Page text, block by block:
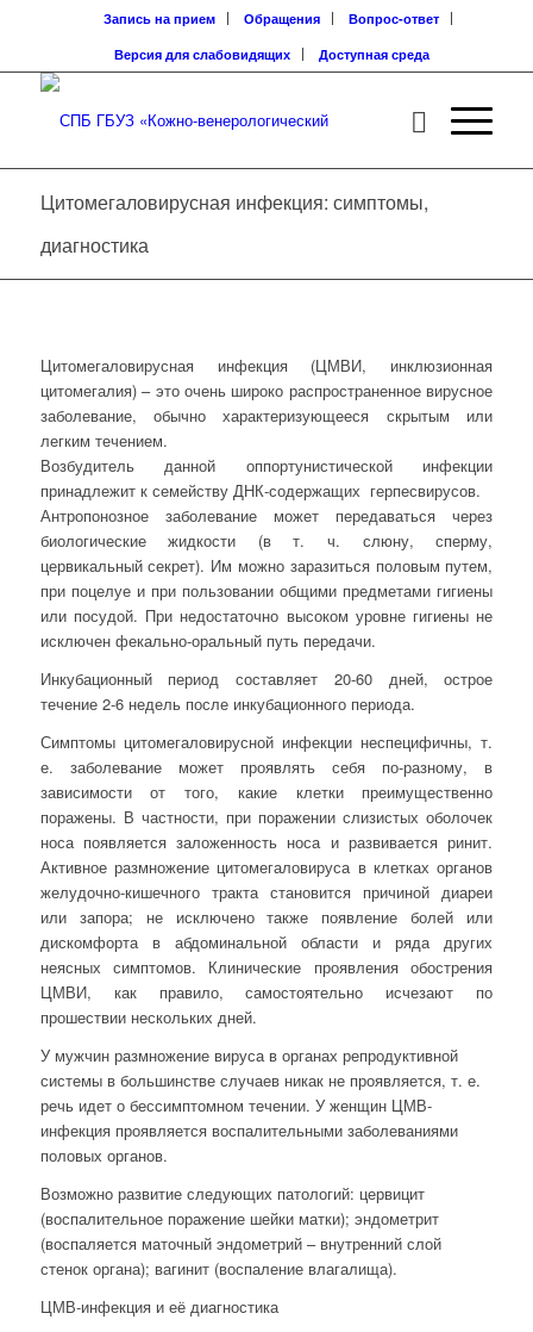
Запись на прием Обращения
Вопрос-ответ
Версия для слабовидящих
Доступная среда
Цитомегаловирусная инфекция: симптомы,
диагностика
Цитомегаловирусная инфекция (ЦМВИ, инклюзионная
цитомегалия) – это очень широко распространенное вирусное
заболевание, обычно характеризующееся скрытым или
легким течением.
Возбудитель данной оппортунистической инфекции
принадлежит к семейству ДНК-содержащих герпесвирусов.
Антропонозное заболевание может передаваться через
биологические жидкости (в т. ч. слюну, сперму,
цервикальный секрет). Им можно заразиться половым путем,
при поцелуе и при пользовании общими предметами гигиены
или посудой. При недостаточно высоком уровне гигиены не
исключен фекально-оральный путь передачи.
Инкубационный период составляет 20-60 дней, острое
течение 2-6 недель после инкубационного периода.
Симптомы цитомегаловирусной инфекции неспецифичны, т.
е. заболевание может проявлять себя по-разному, в
зависимости от того, какие клетки преимущественно
поражены. В частности, при поражении слизистых оболочек
носа появляется заложенность носа и развивается ринит.
Активное размножение цитомегаловируса в клетках органов
желудочно-кишечного тракта становится причиной диареи
или запора; не исключено также появление болей или
дискомфорта в абдоминальной области и ряда других
неясных симптомов. Клинические проявления обострения
ЦМВИ, как правило, самостоятельно исчезают по
прошествии нескольких дней.
У мужчин размножение вируса в органах репродуктивной
системы в большинстве случаев никак не проявляется, т. е.
речь идет о бессимптомном течении. У женщин ЦМВ-
инфекция проявляется воспалительными заболеваниями
половых органов.
Возможно развитие следующих патологий: цервицит
(воспалительное поражение шейки матки); эндометрит
(воспаляется маточный эндометрий – внутренний слой
стенок органа); вагинит (воспаление влагалища).
ЦМВ-инфекция и её диагностика